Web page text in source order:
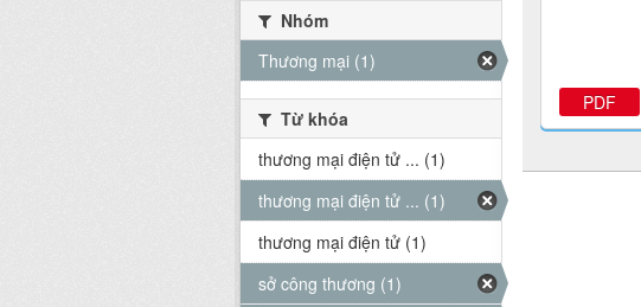
PDF
Nhóm
Thương mại (1)
Từ khóa
thương mại điện tử ... (1)
thương mại điện tử ... (1)
thương mại điện tử (1)
sở công thương (1)